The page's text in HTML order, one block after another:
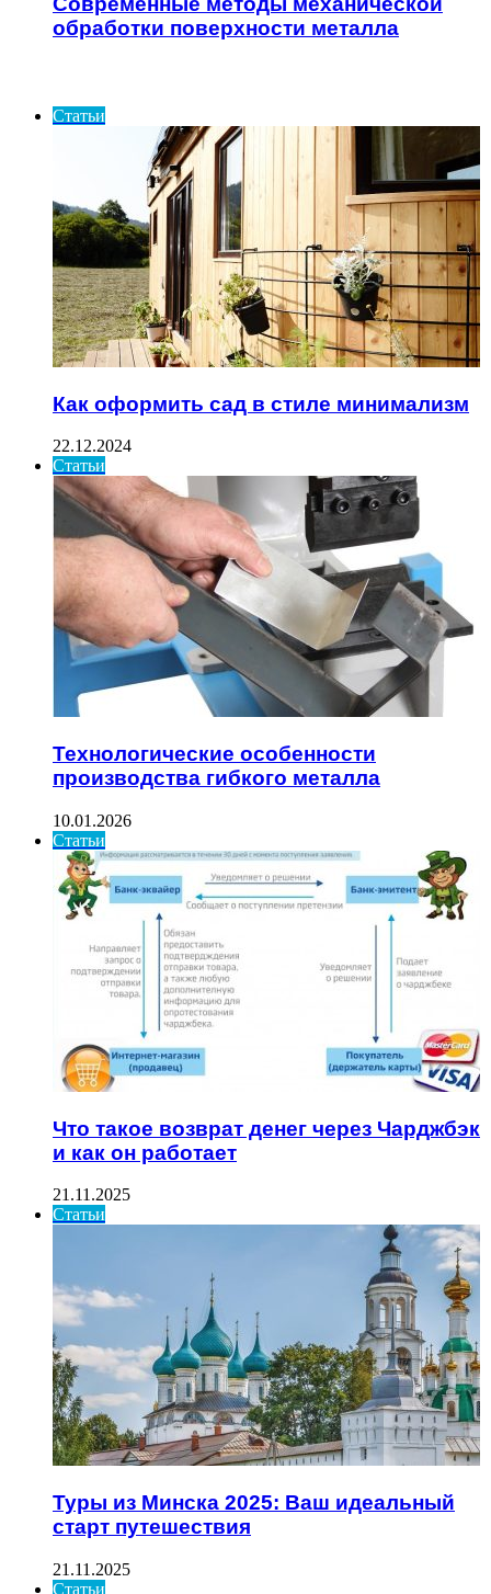
обработки поверхности металла
Статьи
Как оформить сад в стиле минимализм
22.12.2024
Статьи
Технологические особенности
производства гибкого металла
10.01.2026
Статьи
Что такое возврат денег через Чарджбэк
и как он работает
21.11.2025
Статьи
Туры из Минска 2025: Ваш идеальный
старт путешествия
21.11.2025
Статьи